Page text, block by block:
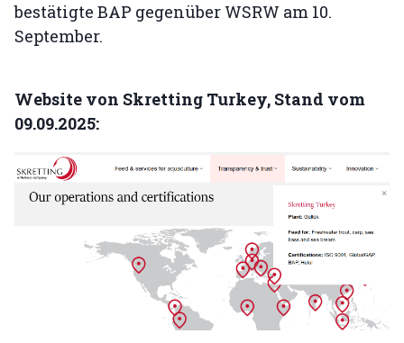
bestätigte BAP gegenüber WSRW am 10.
September.
Website von Skretting Turkey, Stand vom
09.09.2025: